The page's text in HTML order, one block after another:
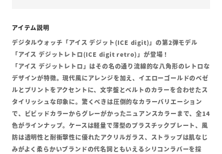
デジタルウォッチ「アイス デジット(ICE digit)」の第2弾モデル
「アイス デジットレトロ(ICE digit retro)」が登場！
「アイス デジットレトロ」はその名の通り流線的な八角形のレトロな
デザインが特徴。現代風にアレンジを加え、イエローゴールドのベゼ
ルとプリントをアクセントに、文字盤とベルトのカラーを合わせたス
タイリッシュな印象に。驚くべきは圧倒的なカラーバリエーション
で、ビビッドカラーからグレーがかったニュアンスカラーまで、全14
色がラインナップ。ケースは軽量で薄型のプラスチックプレート、風
防は透明性と耐衝撃性に優れたアクリルガラス、ストラップは肌なじ
みがよく柔らかいブランドの代名詞ともいえるシリコンラバーを採